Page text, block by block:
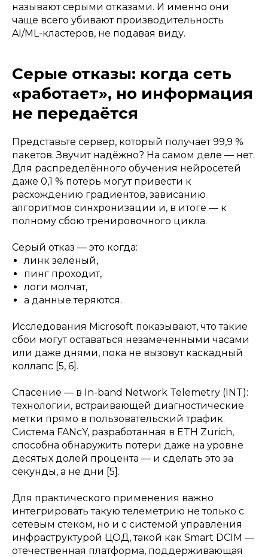
называют серыми отказами. И именно они
чаще всего убивают производительность
AI/ML-кластеров, не подавая виду.
Серые отказы: когда сеть
«работает», но информация
не передаётся
Представьте сервер, который получает 99,9 %
пакетов. Звучит надёжно? На самом деле — нет.
Для распределённого обучения нейросетей
даже 0,1 % потерь могут привести к
расхождению градиентов, зависанию
алгоритмов синхронизации и, в итоге — к
полному сбою тренировочного цикла.
Серый отказ — это когда:
линк зелёный,
пинг проходит,
логи молчат,
а данные теряются.
Исследования Microsoft показывают, что такие
сбои могут оставаться незамеченными часами
или даже днями, пока не вызовут каскадный
коллапс [5, 6].
Спасение — в In-band Network Telemetry (INT):
технологии, встраивающей диагностические
метки прямо в пользовательский трафик.
Система FANcY, разработанная в ETH Zurich,
способна обнаружить потери даже на уровне
десятых долей процента — и сделать это за
секунды, а не дни [5].
Для практического применения важно
интегрировать такую телеметрию не только с
сетевым стеком, но и с системой управления
инфраструктурой ЦОД, такой как Smart DCIM —
отечественная платформа, поддерживающая